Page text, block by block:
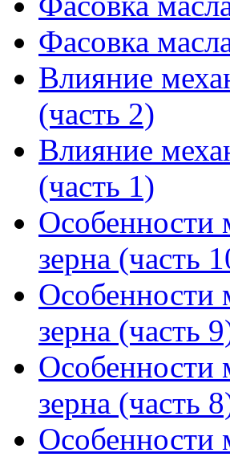
Фасовка
Влияние
(часть 2)
Влияние
(часть 1)
Особенности
зерна (часть
Особенности
зерна (часть
Особенности
зерна (часть
Особенности